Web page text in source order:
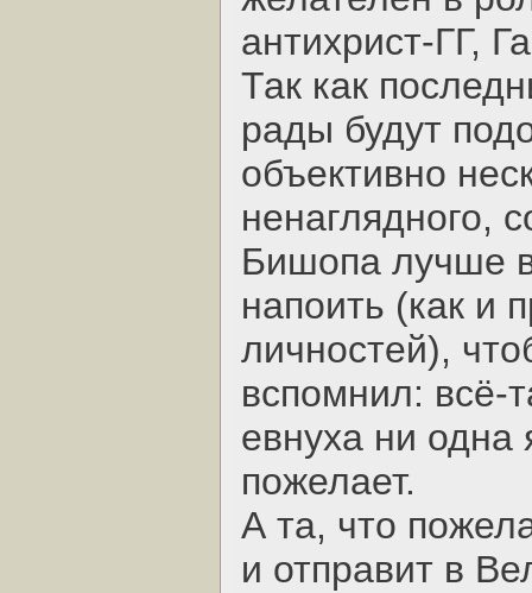
антихрист-ГГ,
Так как
рады будут
объективно
ненаглядного,
Бишопа лучше
напоить (как и
личностей),
вспомнил: всё-
евнуха ни
пожелает.
А та, что
и отправит в